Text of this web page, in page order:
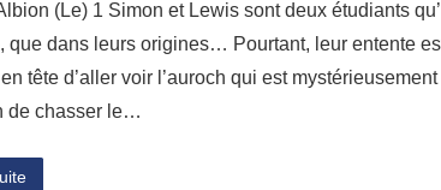
(Le) 1 Simon et Lewis sont deux étudiants
que dans leurs origines… Pourtant, leur entente
en tête d’aller voir l’auroch qui est
de chasser le…